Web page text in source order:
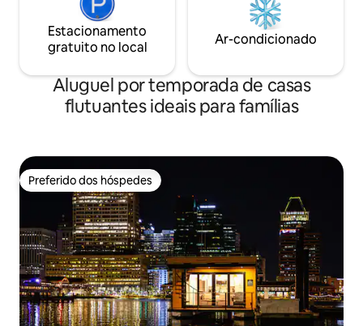
Estacionamento
gratuito no local
Ar-condicionado
Aluguel por temporada de casas
flutuantes ideais para famílias
Preferido dos hóspedes
Preferido dos hóspedes